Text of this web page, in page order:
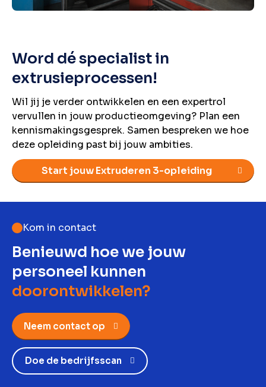
Word dé specialist in
extrusieprocessen!
Wil jij je verder ontwikkelen en een expertrol
vervullen in jouw productieomgeving? Plan een
kennismakingsgesprek. Samen bespreken we hoe
deze opleiding past bij jouw ambities.
Start jouw Extruderen 3-opleiding
Kom in contact
Benieuwd hoe we jouw
personeel kunnen
doorontwikkelen?
Neem contact op
Doe de bedrijfsscan